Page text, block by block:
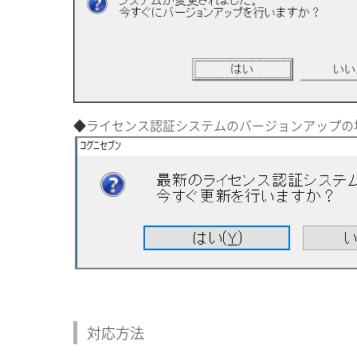
◆ライセンス認証システムのバージョンアップ
対応方法